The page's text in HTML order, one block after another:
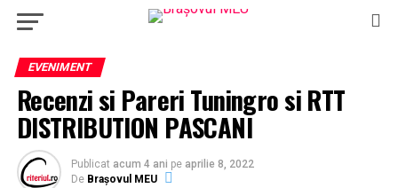
EVENIMENT
Recenzi si Pareri Tuningro si RTT
DISTRIBUTION PASCANI
Publicat acum 4 ani pe aprilie 8, 2022
De Brașovul MEU